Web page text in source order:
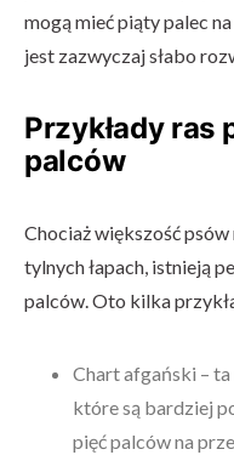
mogą mieć piąty palec
jest zazwyczaj słabo
Przykłady ras
palców
Chociaż większość
tylnych łapach, istnieją
palców. Oto kilka
Chart afgański – ta
które są bardziej
pięć palców na